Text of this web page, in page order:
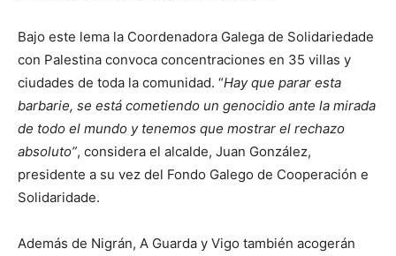
Bajo este lema la Coordenadora Galega de Solidariedade
con Palestina convoca concentraciones en 35 villas y
ciudades de toda la comunidad. “Hay que parar esta
barbarie, se está cometiendo un genocidio ante la mirada
de todo el mundo y tenemos que mostrar el rechazo
absoluto”, considera el alcalde, Juan González,
presidente a su vez del Fondo Galego de Cooperación e
Solidaridade.
Además de Nigrán, A Guarda y Vigo también acogerán